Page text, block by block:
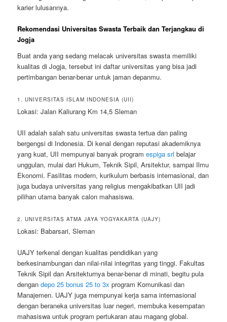
karier lulusannya.
Rekomendasi Universitas Swasta Terbaik dan Terjangkau di
Jogja
Buat anda yang sedang melacak universitas swasta memiliki
kualitas di Jogja, tersebut ini daftar universitas yang bisa jadi
pertimbangan benar-benar untuk jaman depanmu.
1. UNIVERSITAS ISLAM INDONESIA (UII)
Lokasi: Jalan Kaliurang Km 14,5 Sleman
UII adalah salah satu universitas swasta tertua dan paling
bergengsi di Indonesia. Di kenal dengan reputasi akademiknya
yang kuat, UII mempunyai banyak programespiga srl belajar
unggulan, mulai dari Hukum, Teknik Sipil, Arsitektur, sampai Ilmu
Ekonomi. Fasilitas modern, kurikulum berbasis internasional, dan
juga budaya universitas yang religius mengakibatkan UII jadi
pilihan utama banyak calon mahasiswa.
2. UNIVERSITAS ATMA JAYA YOGYAKARTA (UAJY)
Lokasi: Babarsari, Sleman
UAJY terkenal dengan kualitas pendidikan yang
berkesinambungan dan nilai-nilai integritas yang tinggi. Fakultas
Teknik Sipil dan Arsitekturnya benar-benar di minati, begitu pula
dengandepo 25 bonus 25 to 3x program Komunikasi dan
Manajemen. UAJY juga mempunyai kerja sama internasional
dengan beraneka universitas luar negeri, membuka kesempatan
mahasiswa untuk program pertukaran atau magang global.